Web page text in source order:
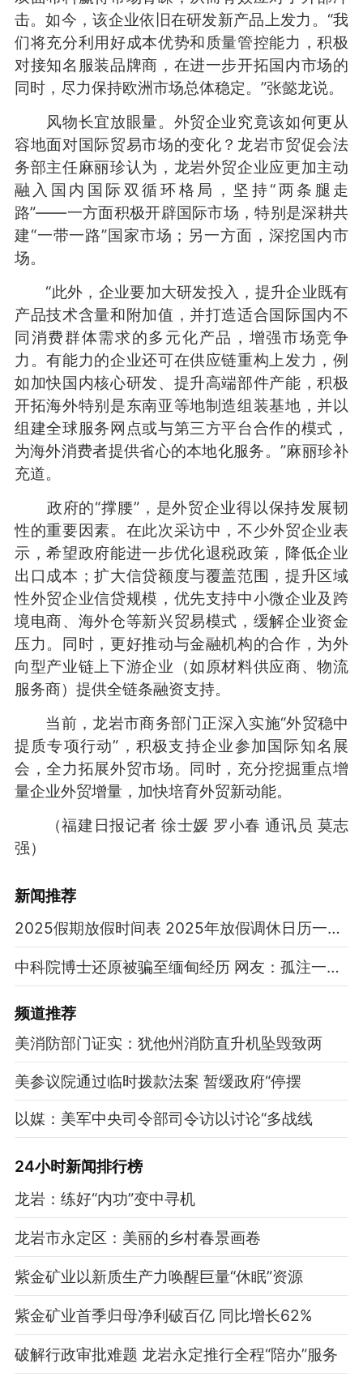
击。如今，该企业依旧在研发新产品上发力。“我
们将充分利用好成本优势和质量管控能力，积极
对接知名服装品牌商，在进一步开拓国内市场的
同时，尽力保持欧洲市场总体稳定。”张懿龙说。
风物长宜放眼量。外贸企业究竟该如何更从
容地面对国际贸易市场的变化？龙岩市贸促会法
务部主任麻丽珍认为，龙岩外贸企业应更加主动
融入国内国际双循环格局，坚持“两条腿走
路”——一方面积极开辟国际市场，特别是深耕共
建“一带一路”国家市场；另一方面，深挖国内市
场。
“此外，企业要加大研发投入，提升企业既有
产品技术含量和附加值，并打造适合国际国内不
同消费群体需求的多元化产品，增强市场竞争
力。有能力的企业还可在供应链重构上发力，例
如加快国内核心研发、提升高端部件产能，积极
开拓海外特别是东南亚等地制造组装基地，并以
组建全球服务网点或与第三方平台合作的模式，
为海外消费者提供省心的本地化服务。”麻丽珍补
充道。
政府的“撑腰”，是外贸企业得以保持发展韧
性的重要因素。在此次采访中，不少外贸企业表
示，希望政府能进一步优化退税政策，降低企业
出口成本；扩大信贷额度与覆盖范围，提升区域
性外贸企业信贷规模，优先支持中小微企业及跨
境电商、海外仓等新兴贸易模式，缓解企业资金
压力。同时，更好推动与金融机构的合作，为外
向型产业链上下游企业（如原材料供应商、物流
服务商）提供全链条融资支持。
当前，龙岩市商务部门正深入实施“外贸稳中
提质专项行动”，积极支持企业参加国际知名展
会，全力拓展外贸市场。同时，充分挖掘重点增
量企业外贸增量，加快培育外贸新动能。
（福建日报记者 徐士媛 罗小春 通讯员 莫志
强）
新闻推荐
2025假期放假时间表 2025年放假调休日历一览表
中科院博士还原被骗至缅甸经历 网友：孤注一掷现实版
频道推荐
美消防部门证实：犹他州消防直升机坠毁致两
美参议院通过临时拨款法案 暂缓政府“停摆
以媒：美军中央司令部司令访以讨论“多战线
24小时新闻排行榜
龙岩：练好“内功”变中寻机
龙岩市永定区：美丽的乡村春景画卷
紫金矿业以新质生产力唤醒巨量“休眠”资源
紫金矿业首季归母净利破百亿 同比增长62%
破解行政审批难题 龙岩永定推行全程“陪办”服务